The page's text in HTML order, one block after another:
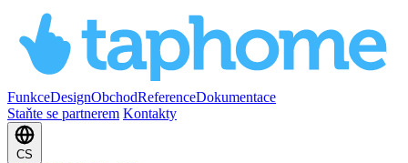
FunkceDesignObchodReferenceDokumentace
Staňte se partnerem Kontakty
CS